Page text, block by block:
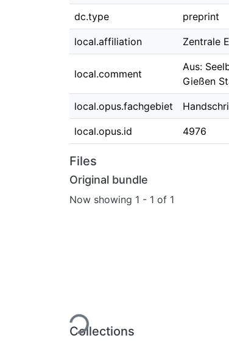
dc.type preprint
local.affiliation Zentrale
local.comment
Aus:
Gießen
local.opus.fachgebiet
local.opus.id 4976
Files
Original bundle
Now showing 1 - 1 of 1
Loading...
Collections